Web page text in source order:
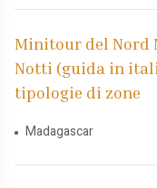
Minitour del Nord
Notti (guida in
tipologie di zone
Madagascar